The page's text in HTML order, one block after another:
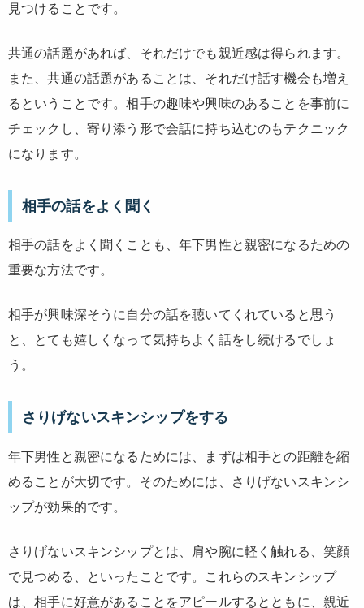
見つけることです。
共通の話題があれば、それだけでも親近感は得られます。
また、共通の話題があることは、それだけ話す機会も増え
るということです。相手の趣味や興味のあることを事前に
チェックし、寄り添う形で会話に持ち込むのもテクニック
になります。
相手の話をよく聞く
相手の話をよく聞くことも、年下男性と親密になるための
重要な方法です。
相手が興味深そうに自分の話を聴いてくれていると思う
と、とても嬉しくなって気持ちよく話をし続けるでしょ
う。
さりげないスキンシップをする
年下男性と親密になるためには、まずは相手との距離を縮
めることが大切です。そのためには、さりげないスキンシ
ップが効果的です。
さりげないスキンシップとは、肩や腕に軽く触れる、笑顔
で見つめる、といったことです。これらのスキンシップ
は、相手に好意があることをアピールするとともに、親近